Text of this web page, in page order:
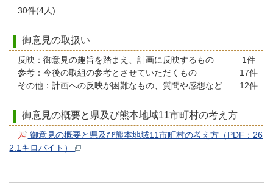
30件(4人)
御意見の取扱い
反映：御意見の趣旨を踏まえ、計画に反映するもの 1件
参考：今後の取組の参考とさせていただくもの 17件
その他：計画への反映が困難なもの、質問や感想など 12件
御意見の概要と県及び熊本地域11市町村の考え方
御意見の概要と県及び熊本地域11市町村の考え方（PDF：26
2.1キロバイト）